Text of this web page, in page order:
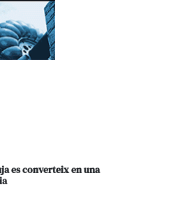
es converteix en una